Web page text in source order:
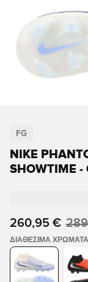
FG
NIKE
SHOWTIME
260,95 €
ΔΙΑΘΈΣΙΜΑ ΧΡΏΜΑΤΑ